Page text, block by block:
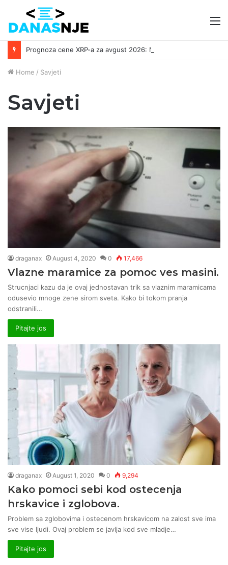
Home / Savjeti
Savjeti
draganax August 4, 2020 0 17,466
Vlazne maramice za pomoc ves masini.
Strucnjaci kazu da je ovaj jednostavan trik sa vlaznim maramicama
odusevio mnoge zene sirom sveta. Kako bi tokom pranja
odstranili…
Pitajte jos
draganax August 1, 2020 0 9,294
Kako pomoci sebi kod ostecenja
hrskavice i zglobova.
Problem sa zglobovima i ostecenom hrskavicom na zalost sve ima
sve vise ljudi. Ovaj problem se javlja kod sve mladje…
Pitajte jos